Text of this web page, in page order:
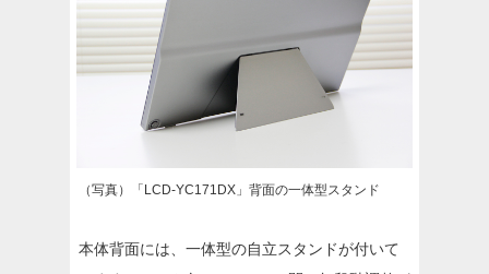
（写真）「LCD-YC171DX」背面の一体型スタンド
本体背面には、一体型の自立スタンドが付いて